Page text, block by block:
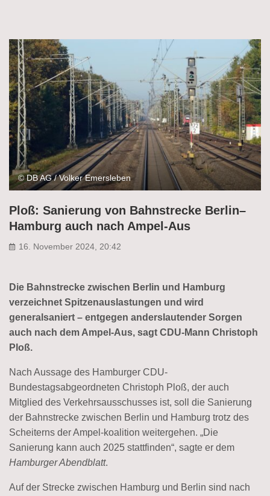
© DB AG / Volker Emersleben
Ploß: Sanierung von Bahnstrecke Berlin–
Hamburg auch nach Ampel-Aus
16. November 2024, 20:42
Die Bahnstrecke zwischen Berlin und Hamburg
verzeichnet Spitzenauslastungen und wird
generalsaniert – entgegen anderslautender Sorgen
auch nach dem Ampel-Aus, sagt CDU-Mann Christoph
Ploß.
Nach Aussage des Hamburger CDU-
Bundestagsabgeordneten Christoph Ploß, der auch
Mitglied des Verkehrsausschusses ist, soll die Sanierung
der Bahnstrecke zwischen Berlin und Hamburg trotz des
Scheiterns der Ampel-koalition weitergehen. „Die
Sanierung kann auch 2025 stattfinden“, sagte er dem
Hamburger Abendblatt.
Auf der Strecke zwischen Hamburg und Berlin sind nach